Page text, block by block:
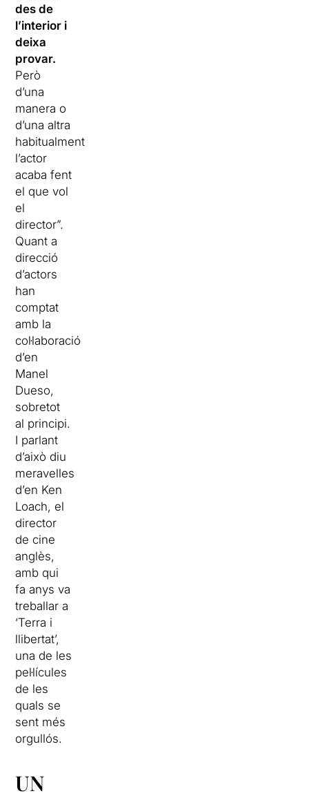
des de
l’interior i
deixa
provar.
Però
d’una
manera o
d’una altra
habitualment
l’actor
acaba fent
el que vol
el
director”.
Quant a
direcció
d’actors
han
comptat
amb la
col·laboració
d’en
Manel
Dueso,
sobretot
al principi.
I parlant
d’això diu
meravelles
d’en Ken
Loach, el
director
de cine
anglès,
amb qui
fa anys va
treballar a
‘Terra i
llibertat’,
una de les
pel·lícules
de les
quals se
sent més
orgullós.
UN